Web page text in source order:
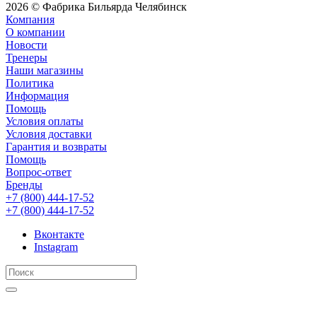
2026 © Фабрика Бильярда Челябинск
Компания
О компании
Новости
Тренеры
Наши магазины
Политика
Информация
Помощь
Условия оплаты
Условия доставки
Гарантия и возвраты
Помощь
Вопрос-ответ
Бренды
+7 (800) 444-17-52
+7 (800) 444-17-52
Вконтакте
Instagram